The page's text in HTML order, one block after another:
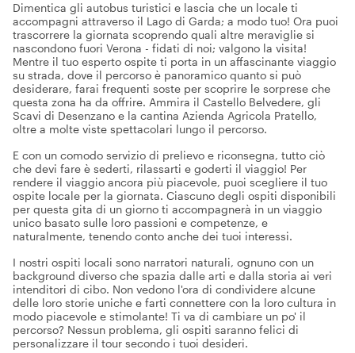
Dimentica gli autobus turistici e lascia che un locale ti
accompagni attraverso il Lago di Garda; a modo tuo! Ora puoi
trascorrere la giornata scoprendo quali altre meraviglie si
nascondono fuori Verona - fidati di noi; valgono la visita!
Mentre il tuo esperto ospite ti porta in un affascinante viaggio
su strada, dove il percorso è panoramico quanto si può
desiderare, farai frequenti soste per scoprire le sorprese che
questa zona ha da offrire. Ammira il Castello Belvedere, gli
Scavi di Desenzano e la cantina Azienda Agricola Pratello,
oltre a molte viste spettacolari lungo il percorso.
E con un comodo servizio di prelievo e riconsegna, tutto ciò
che devi fare è sederti, rilassarti e goderti il viaggio! Per
rendere il viaggio ancora più piacevole, puoi scegliere il tuo
ospite locale per la giornata. Ciascuno degli ospiti disponibili
per questa gita di un giorno ti accompagnerà in un viaggio
unico basato sulle loro passioni e competenze, e
naturalmente, tenendo conto anche dei tuoi interessi.
I nostri ospiti locali sono narratori naturali, ognuno con un
background diverso che spazia dalle arti e dalla storia ai veri
intenditori di cibo. Non vedono l'ora di condividere alcune
delle loro storie uniche e farti connettere con la loro cultura in
modo piacevole e stimolante! Ti va di cambiare un po' il
percorso? Nessun problema, gli ospiti saranno felici di
personalizzare il tour secondo i tuoi desideri.